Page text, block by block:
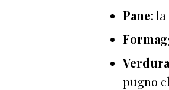
Pane:
pugno